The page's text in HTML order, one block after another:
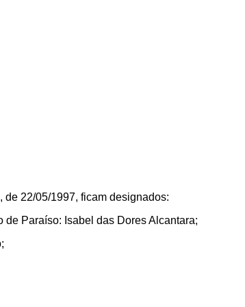
de 22/05/1997, ficam designados:
Paraíso: Isabel das Dores Alcantara;